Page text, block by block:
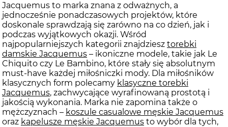
Jacquemus to marka znana z odważnych, a
jednocześnie ponadczasowych projektów, które
doskonale sprawdzają się zarówno na co dzień, jak i
podczas wyjątkowych okazji. Wśród
najpopularniejszych kategorii znajdziesz torebki
damskie Jacquemus – ikoniczne modele, takie jak Le
Chiquito czy Le Bambino, które stały się absolutnym
must-have każdej miłośniczki mody. Dla miłośników
klasycznych form polecamy klasyczne torebki
Jacquemus, zachwycające wyrafinowaną prostotą i
jakością wykonania. Marka nie zapomina także o
mężczyznach – koszule casualowe męskie Jacquemus
oraz kapelusze męskie Jacquemus to wybór dla tych,